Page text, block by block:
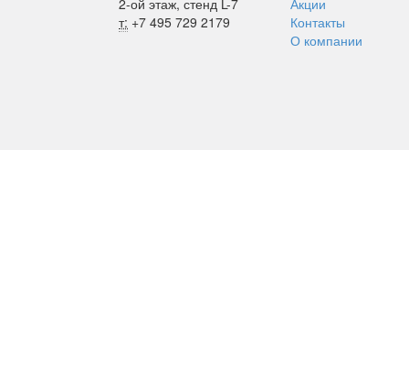
2-ой этаж, стенд L-7
т: +7 495 729 2179
Акции
Контакты
О компании